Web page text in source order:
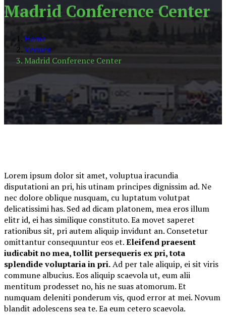
Madrid Conference Center
Home
Venues
Madrid Conference Center
Lorem ipsum dolor sit amet, voluptua iracundia
disputationi an pri, his utinam principes dignissim ad. Ne
nec dolore oblique nusquam, cu luptatum volutpat
delicatissimi has. Sed ad dicam platonem, mea eros illum
elitr id, ei has similique constituto. Ea movet saperet
rationibus sit, pri autem aliquip invidunt an. Consetetur
omittantur consequuntur eos et.Eleifend praesent
iudicabit no mea, tollit persequeris ex pri, tota
splendide voluptaria in pri.Ad per tale aliquip, ei sit viris
commune albucius. Eos aliquip scaevola ut, eum alii
mentitum prodesset no, his ne suas atomorum. Et
numquam deleniti ponderum vis, quod error at mei. Novum
blandit adolescens sea te. Ea eum cetero scaevola.